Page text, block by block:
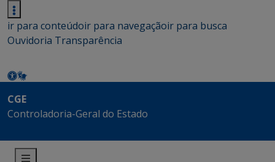
ir para conteúdoir para navegaçãoir para busca
Ouvidoria Transparência
CGE
Controladoria-Geral do Estado